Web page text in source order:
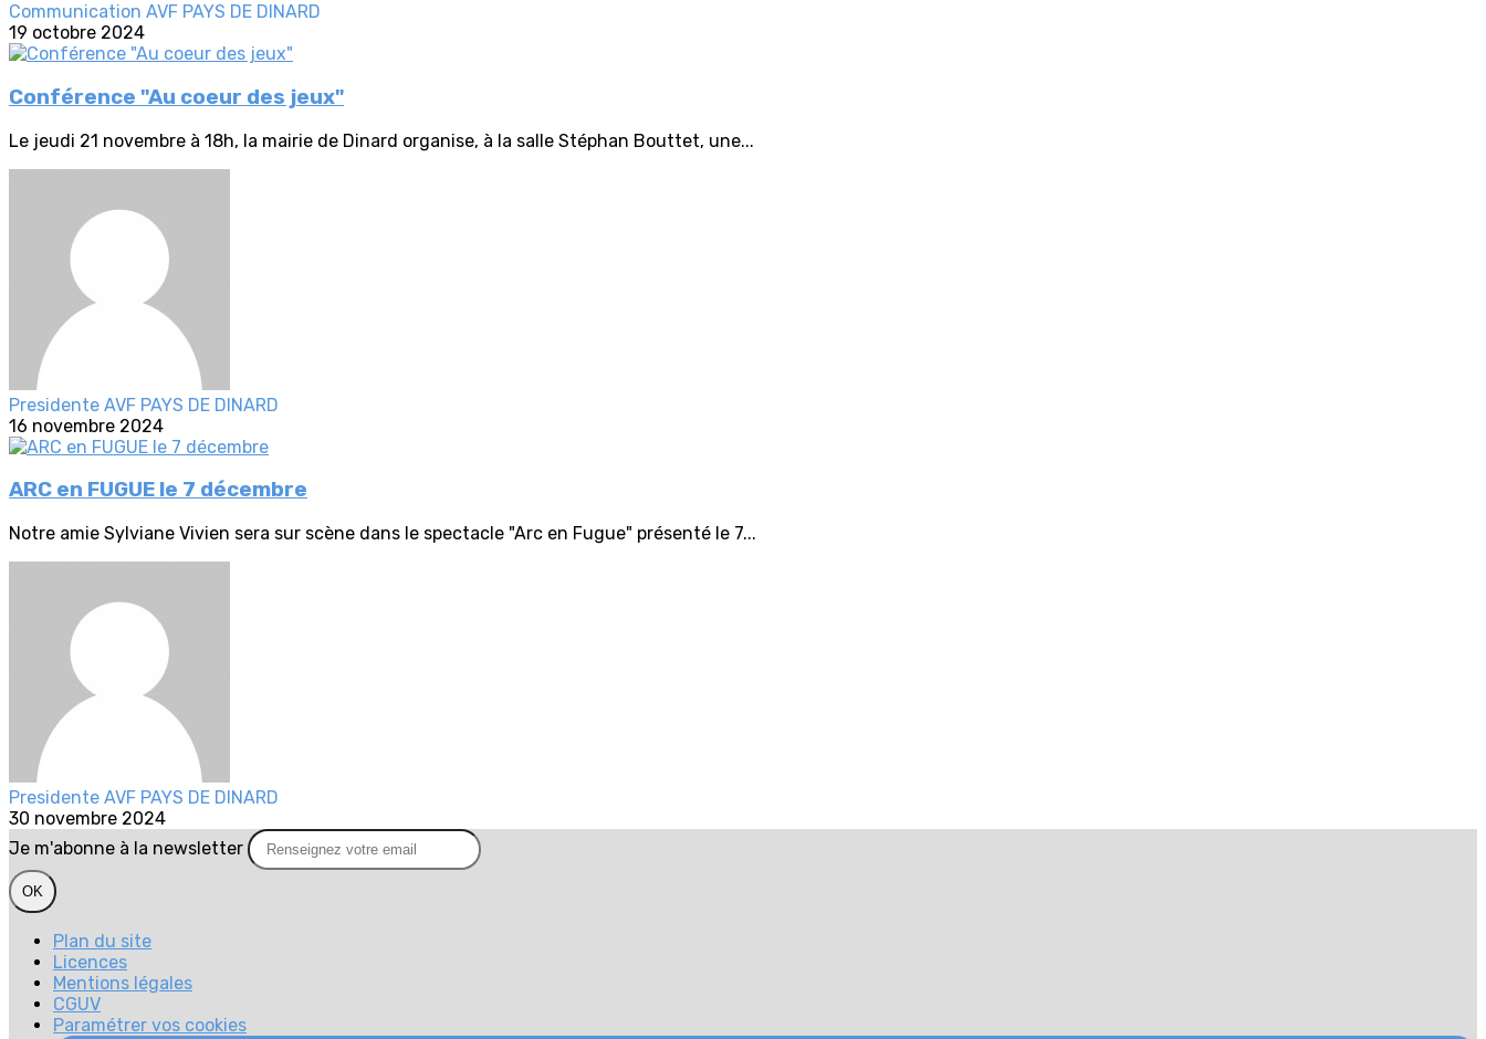
Communication AVF PAYS DE DINARD
19 octobre 2024
Conférence "Au coeur des jeux"
Le jeudi 21 novembre à 18h, la mairie de Dinard organise, à la salle Stéphan Bouttet, une...
Presidente AVF PAYS DE DINARD
16 novembre 2024
ARC en FUGUE le 7 décembre
Notre amie Sylviane Vivien sera sur scène dans le spectacle "Arc en Fugue" présenté le 7...
Presidente AVF PAYS DE DINARD
30 novembre 2024
Je m'abonne à la newsletter
OK
Plan du site
Licences
Mentions légales
CGUV
Paramétrer vos cookies